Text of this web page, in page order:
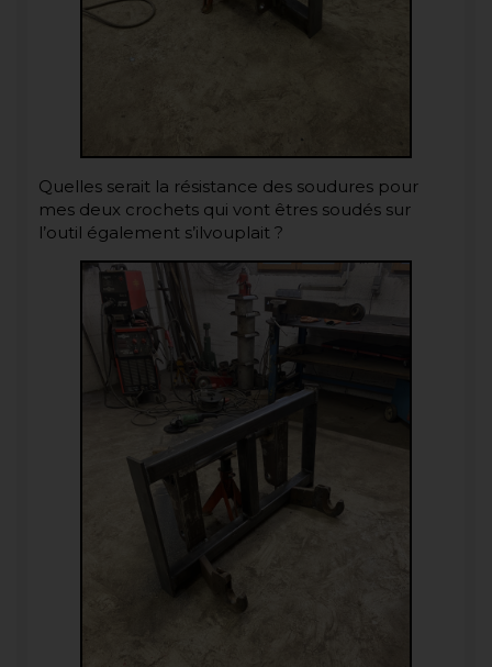
Quelles serait la résistance des soudures pour
mes deux crochets qui vont êtres soudés sur
l’outil également s’ilvouplait ?